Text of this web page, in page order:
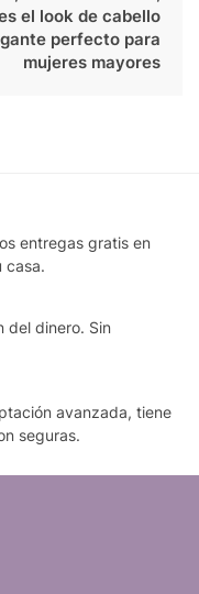
el look de cabello
perfecto para
mujeres mayores
entregas gratis en
casa.
del dinero. Sin
avanzada, tiene
seguras.